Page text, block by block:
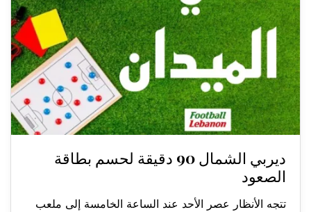
ديربي الشمال 90 دقيقة لحسم بطاقة
الصعود
تتجه الأنظار عصر الأحد عند الساعة الخامسة إلى ملعب